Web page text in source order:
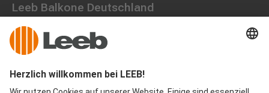
Leeb Balkone Deutschland
Dorfstraße 10, 85662 Hohenbrunn
0800 1801003
office@leeb-balkone.com